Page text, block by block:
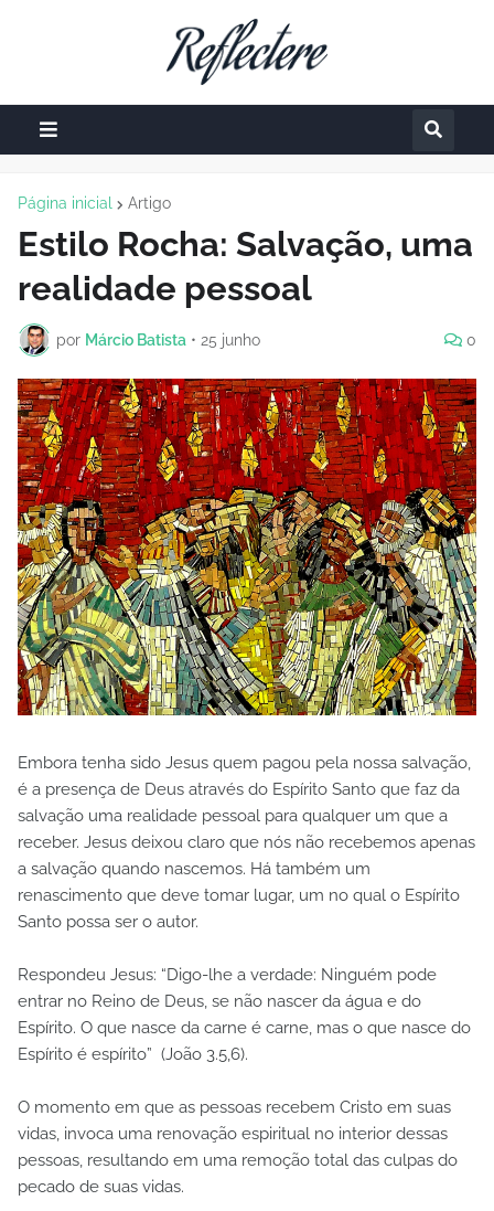
Página inicial Artigo
Estilo Rocha: Salvação, uma
realidade pessoal
por Márcio Batista • 25 junho 0
Embora tenha sido Jesus quem pagou pela nossa salvação,
é a presença de Deus através do Espírito Santo que faz da
salvação uma realidade pessoal para qualquer um que a
receber. Jesus deixou claro que nós não recebemos apenas
a salvação quando nascemos. Há também um
renascimento que deve tomar lugar, um no qual o Espírito
Santo possa ser o autor.
Respondeu Jesus: “Digo-lhe a verdade: Ninguém pode
entrar no Reino de Deus, se não nascer da água e do
Espírito. O que nasce da carne é carne, mas o que nasce do
Espírito é espírito” (João 3.5,6).
O momento em que as pessoas recebem Cristo em suas
vidas, invoca uma renovação espiritual no interior dessas
pessoas, resultando em uma remoção total das culpas do
pecado de suas vidas.